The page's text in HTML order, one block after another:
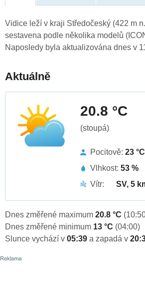
Vidice leží v kraji Středočeský (422 m
sestavena podle několika modelů
Naposledy byla aktualizována dnes v
Aktuálně
20.8 °C
(stoupá)
Pocitově: 23 °C
Vlhkost: 53 %
Vítr:
SV, 5
Dnes změřené maximum 20.8 °C
Dnes změřené minimum 13 °C (04:00)
Slunce vychází v 05:39 a zapadá v